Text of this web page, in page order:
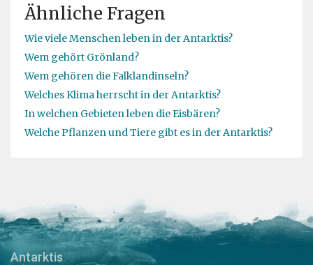
Ähnliche Fragen
Wie viele Menschen leben in der Antarktis?
Wem gehört Grönland?
Wem gehören die Falklandinseln?
Welches Klima herrscht in der Antarktis?
In welchen Gebieten leben die Eisbären?
Welche Pflanzen und Tiere gibt es in der Antarktis?
Antarktis